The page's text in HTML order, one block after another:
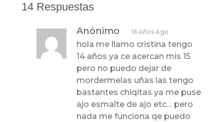
14 Respuestas
Anónimo 16 Años Ago
hola me llamo cristina tengo
14 años ya ce acercan mis 15
pero no puedo dejar de
mordermelas uñas las tengo
bastantes chiqitas ya me puse
ajo esmalte de ajo etc… pero
nada me funciona qe puedo